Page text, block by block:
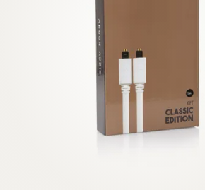
INSPIRATION